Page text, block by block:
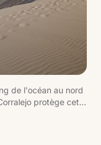
de l'océan au nord
protège cet